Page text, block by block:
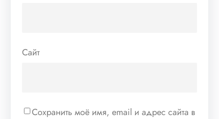
Сайт
Сохранить моё имя, email и адрес сайта в